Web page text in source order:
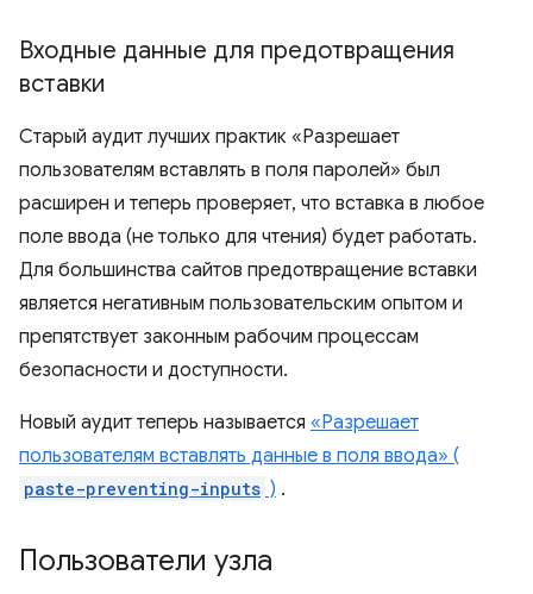
Входные данные для предотвращения
вставки
Старый аудит лучших практик «Разрешает
пользователям вставлять в поля паролей» был
расширен и теперь проверяет, что вставка в любое
поле ввода (не только для чтения) будет работать.
Для большинства сайтов предотвращение вставки
является негативным пользовательским опытом и
препятствует законным рабочим процессам
безопасности и доступности.
Новый аудит теперь называется «Разрешает
пользователям вставлять данные в поля ввода» (
paste-preventing-inputs ) .
Пользователи узла